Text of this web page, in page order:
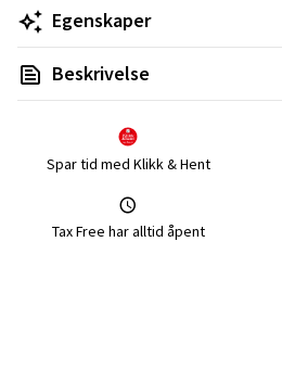
Egenskaper
Beskrivelse
Spar tid med Klikk & Hent
Tax Free har alltid åpent